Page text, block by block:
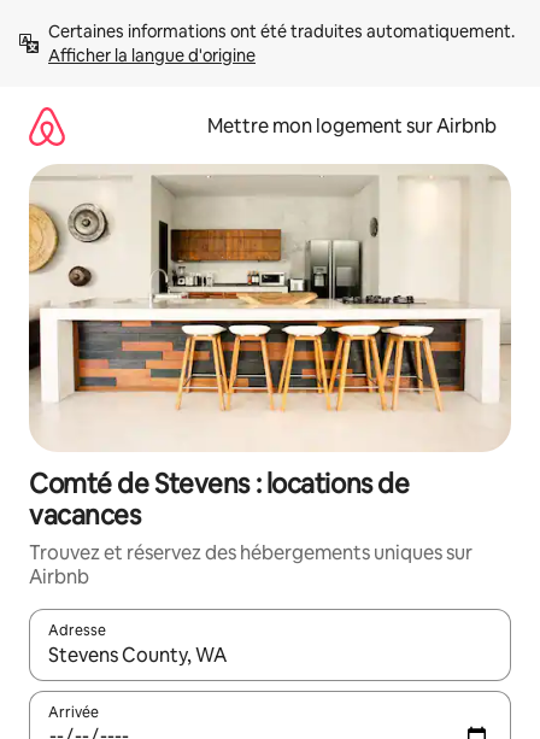
directement
Afficher la langue d'origine
Mettre mon logement sur Airbnb
Comté de Stevens : locations de
vacances
Trouvez et réservez des hébergements uniques sur
Airbnb
Adresse
Lorsque les résultats s'affichent, utilisez les flèches vers le
Arrivée